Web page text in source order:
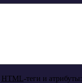
HTML-теги и атрибуты: